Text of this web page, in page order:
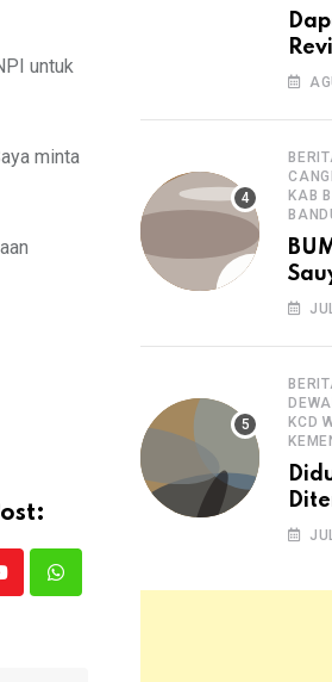
untuk
minta
Whatsapp
KAB
KCD